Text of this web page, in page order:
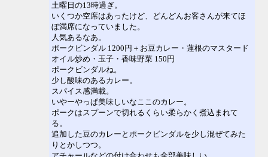
土曜日の13時過ぎ。
いくつか空席はあったけど、どんどんお客さんが来てほ
ぼ満席になっていました。
人気あるなあ。
ポークビンダル 1200円＋お豆カレー・蓮根のマスタード
オイル炒め・玉子・香味野菜 150円
ポークビンダルね。
少し酸味のあるカレー。
スパイス感満載。
いやーやっぱ美味しいなここのカレー。
ポークはスプーンで切れるくらい柔らかく煮込まれて
る。
追加した豆のカレーとポークビンダルを少し混ぜてみた
りとかしつつ。